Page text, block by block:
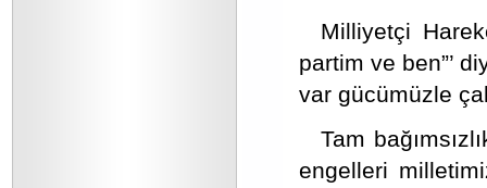
Milliyetçi
partim ve ben”’
var gücümüzle
Tam
engelleri